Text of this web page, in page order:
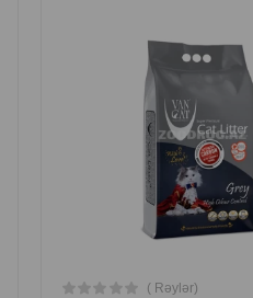
( Rəylər)